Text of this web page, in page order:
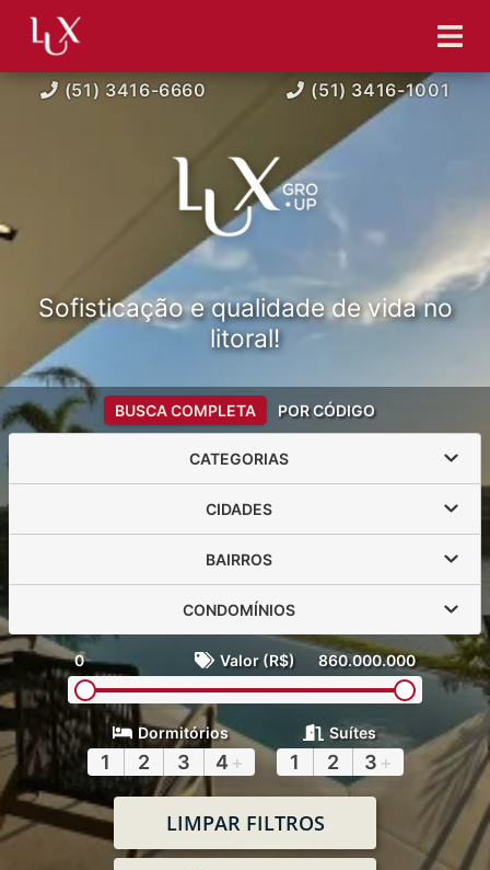
(51) 3416-6660 (51) 3416-1001
Sofisticação e qualidade de vida no
litoral!
BUSCA COMPLETA POR CÓDIGO
CATEGORIAS
CIDADES
BAIRROS
CONDOMÍNIOS
0 Valor (R$) 860.000.000
Dormitórios
1 2 3 4 +
Suítes
1 2 3 +
LIMPAR FILTROS